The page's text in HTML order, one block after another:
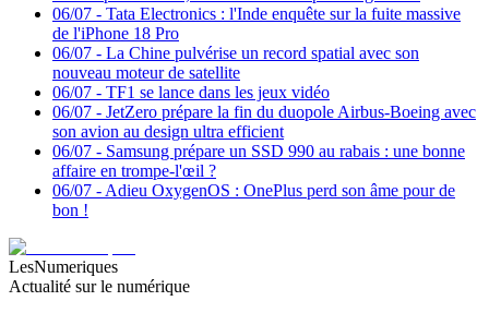
06/07 - Tata Electronics : l'Inde enquête sur la fuite massive
de l'iPhone 18 Pro
06/07 - La Chine pulvérise un record spatial avec son
nouveau moteur de satellite
06/07 - TF1 se lance dans les jeux vidéo
06/07 - JetZero prépare la fin du duopole Airbus-Boeing avec
son avion au design ultra efficient
06/07 - Samsung prépare un SSD 990 au rabais : une bonne
affaire en trompe-l'œil ?
06/07 - Adieu OxygenOS : OnePlus perd son âme pour de
bon !
LesNumeriques
Actualité sur le numérique